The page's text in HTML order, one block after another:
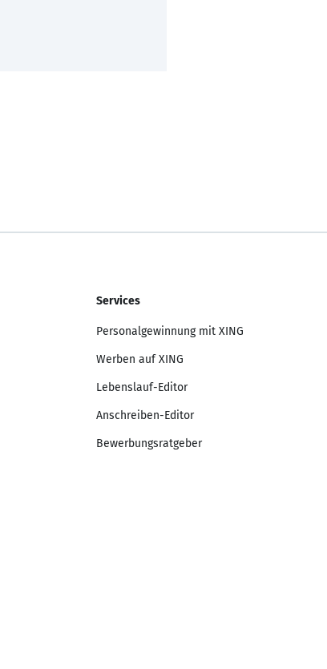
Services
Personalgewinnung mit XING
Werben auf XING
Lebenslauf-Editor
Anschreiben-Editor
Bewerbungsratgeber